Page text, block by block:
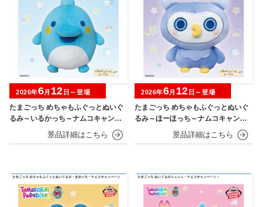
たまごっち めちゃもふぐっとぬいぐ
るみ～いるかっち～ナムコキャンペ
2026年6月 12 日～登場
たまごっち めちゃもふぐっとぬいぐ
るみ～ほーほっち～ナムコキャンペ
2026年6月 12 日～登場